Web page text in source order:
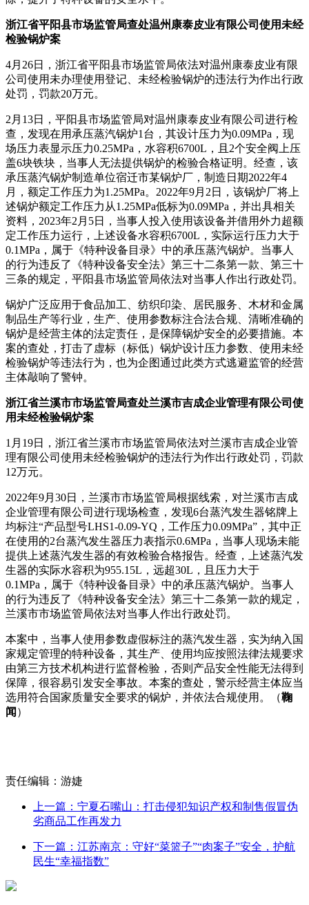
浙江省平阳县市场监管局查处温州康泰皮业有限公司使用未经
检验锅炉案
4月26日，浙江省平阳县市场监管局依法对温州康泰皮业有限
公司使用未办理使用登记、未经检验锅炉的违法行为作出行政
处罚，罚款20万元。
2月13日，平阳县市场监管局对温州康泰皮业有限公司进行检
查，发现在用承压蒸汽锅炉1台，其设计压力为0.09MPa，现
场压力表显示压力0.25MPa，水容积6700L，且2个安全阀上压
盖6块铁块，当事人无法提供锅炉的检验合格证明。经查，该
承压蒸汽锅炉制造单位宿迁市某锅炉厂，制造日期2022年4
月，额定工作压力为1.25MPa。2022年9月2日，该锅炉厂将上
述锅炉额定工作压力从1.25MPa低标为0.09MPa，并出具相关
资料，2023年2月5日，当事人投入使用该设备并借用外力超额
定工作压力运行，上述设备水容积6700L，实际运行压力大于
0.1MPa，属于《特种设备目录》中的承压蒸汽锅炉。当事人
的行为违反了《特种设备安全法》第三十二条第一款、第三十
三条的规定，平阳县市场监管局依法对当事人作出行政处罚。
锅炉广泛应用于食品加工、纺织印染、居民服务、木材和金属
制品生产等行业，生产、使用参数标注合法合规、清晰准确的
锅炉是经营主体的法定责任，是保障锅炉安全的必要措施。本
案的查处，打击了虚标（标低）锅炉设计压力参数、使用未经
检验锅炉等违法行为，也为企图通过此类方式逃避监管的经营
主体敲响了警钟。
浙江省兰溪市市场监管局查处兰溪市吉成企业管理有限公司使
用未经检验锅炉案
1月19日，浙江省兰溪市市场监管局依法对兰溪市吉成企业管
理有限公司使用未经检验锅炉的违法行为作出行政处罚，罚款
12万元。
2022年9月30日，兰溪市市场监管局根据线索，对兰溪市吉成
企业管理有限公司进行现场检查，发现6台蒸汽发生器铭牌上
均标注“产品型号LHS1-0.09-YQ，工作压力0.09MPa”，其中正
在使用的2台蒸汽发生器压力表指示0.6MPa，当事人现场未能
提供上述蒸汽发生器的有效检验合格报告。经查，上述蒸汽发
生器的实际水容积为955.15L，远超30L，且压力大于
0.1MPa，属于《特种设备目录》中的承压蒸汽锅炉。当事人
的行为违反了《特种设备安全法》第三十二条第一款的规定，
兰溪市市场监管局依法对当事人作出行政处罚。
本案中，当事人使用参数虚假标注的蒸汽发生器，实为纳入国
家规定管理的特种设备，其生产、使用均应按照法律法规要求
由第三方技术机构进行监督检验，否则产品安全性能无法得到
保障，很容易引发安全事故。本案的查处，警示经营主体应当
选用符合国家质量安全要求的锅炉，并依法合规使用。（鞠
闻 ）
责任编辑：游婕
上一篇：宁夏石嘴山：打击侵犯知识产权和制售假冒伪
劣商品工作再发力
下一篇：江苏南京：守好“菜篮子”“肉案子”安全，护航
民生“幸福指数”